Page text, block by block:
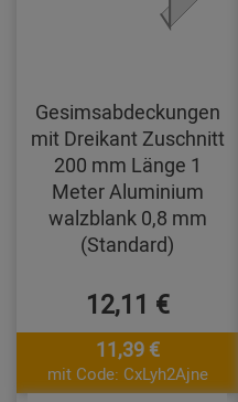
Gesimsabdeckungen
mit Dreikant Zuschnitt
200 mm Länge 1
Meter Aluminium
walzblank 0,8 mm
(Standard)
12,11 €
11,39 €
mit Code: CxLyh2Ajne